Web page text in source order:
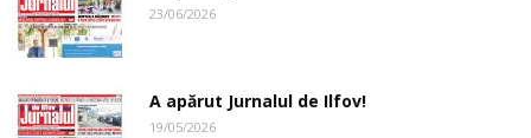
23/06/2026
A apărut Jurnalul de Ilfov!
19/05/2026